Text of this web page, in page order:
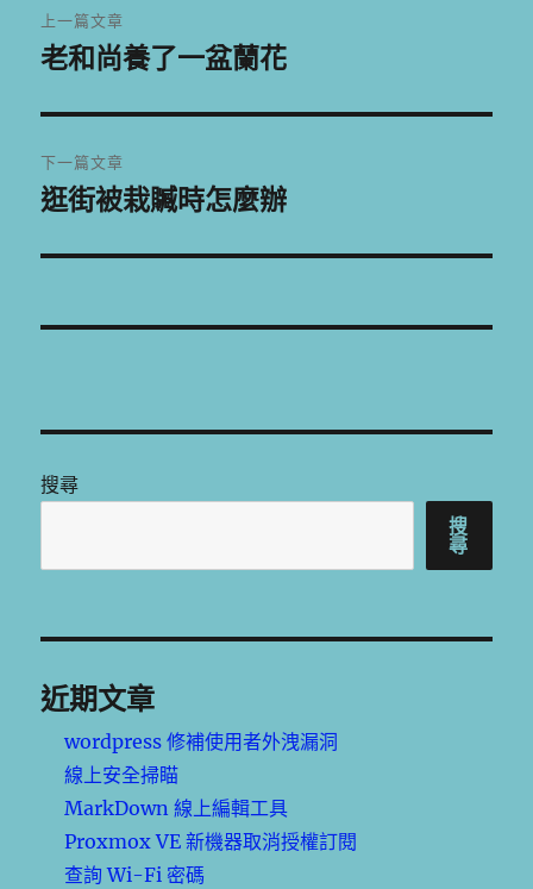
章
覽
上一篇文章
上
篇
文
章:
老和尚養了一盆蘭花
下一篇文章
下
篇
章:
逛街被栽贓時怎麼辦
搜尋
搜
尋
近期文章
wordpress 修補使用者外洩漏洞
線上安全掃瞄
MarkDown 線上編輯工具
Proxmox VE 新機器取消授權訂閱
查詢 Wi-Fi 密碼